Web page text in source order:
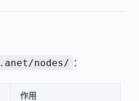
.anet/nodes/ ：
作用